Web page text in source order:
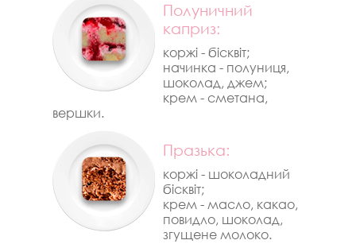
Полуничний
каприз:
коржі - бісквіт;
начинка - полуниця,
шоколад, джем;
крем - сметана,
вершки.
Празька:
коржі - шоколадний
бісквіт;
крем - масло, какао,
повидло, шоколад,
згущене молоко.